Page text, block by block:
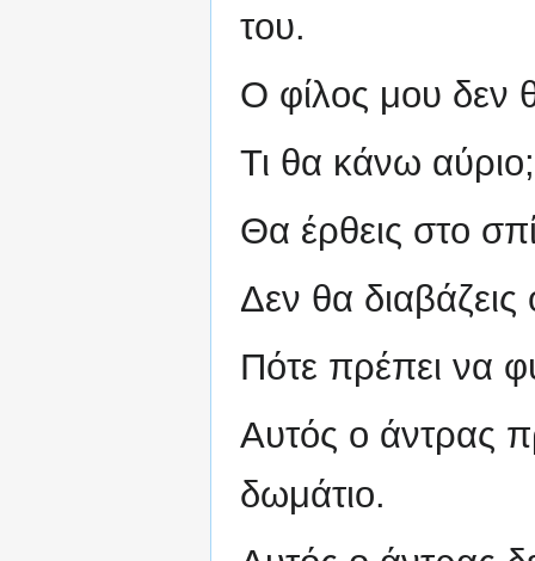
του.
Ο φίλος μου δεν
Τι θα κάνω αύριο;
Θα έρθεις στο
Δεν θα
Πότε πρέπει να
Αυτός ο άντρας
δωμάτιο.